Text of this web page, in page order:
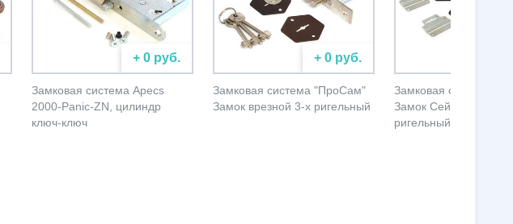
+ 0 руб.
Замковая система Apecs
2000-Panic-ZN, цилиндр
ключ-ключ
+ 0 руб.
Замковая система "ПроСам"
Замок врезной 3-х ригельный
Замковая система
Замок Сейфовый 4-х
ригельный